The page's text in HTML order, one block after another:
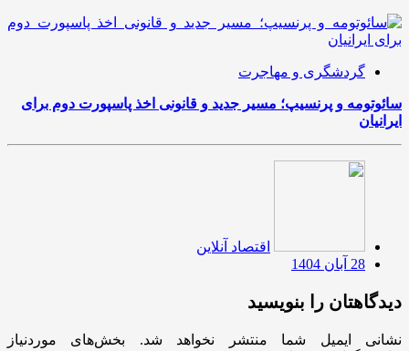
گردشگری و مهاجرت
سائوتومه و پرنسیپ؛ مسیر جدید و قانونی اخذ پاسپورت دوم برای
ایرانیان
اقتصاد آنلاین
28 آبان 1404
دیدگاهتان را بنویسید
نشانی ایمیل شما منتشر نخواهد شد.
بخش‌های موردنیاز